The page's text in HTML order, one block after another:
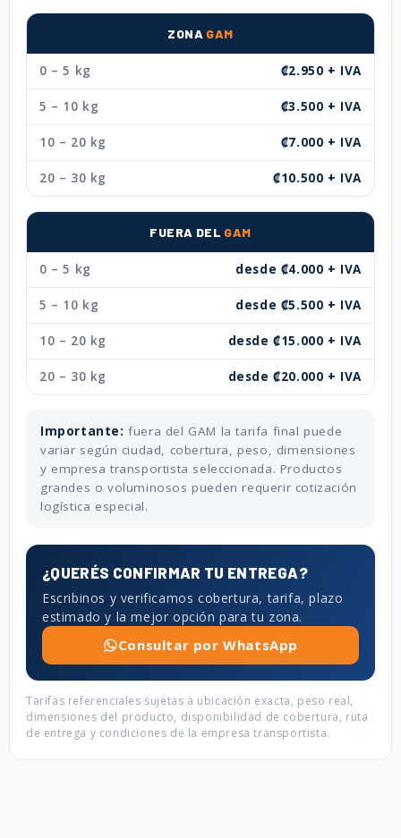
ZONA GAM
0 – 5 kg ₡2.950 + IVA
5 – 10 kg ₡3.500 + IVA
10 – 20 kg ₡7.000 + IVA
20 – 30 kg ₡10.500 + IVA
FUERA DEL GAM
0 – 5 kg desde ₡4.000 + IVA
5 – 10 kg desde ₡5.500 + IVA
10 – 20 kg desde ₡15.000 + IVA
20 – 30 kg desde ₡20.000 + IVA
Importante: fuera del GAM la tarifa final puede
variar según ciudad, cobertura, peso, dimensiones
y empresa transportista seleccionada. Productos
grandes o voluminosos pueden requerir cotización
logística especial.
¿QUERÉS CONFIRMAR TU ENTREGA?
Escribinos y verificamos cobertura, tarifa, plazo
estimado y la mejor opción para tu zona.
Consultar por WhatsApp
Tarifas referenciales sujetas a ubicación exacta, peso real,
dimensiones del producto, disponibilidad de cobertura, ruta
de entrega y condiciones de la empresa transportista.